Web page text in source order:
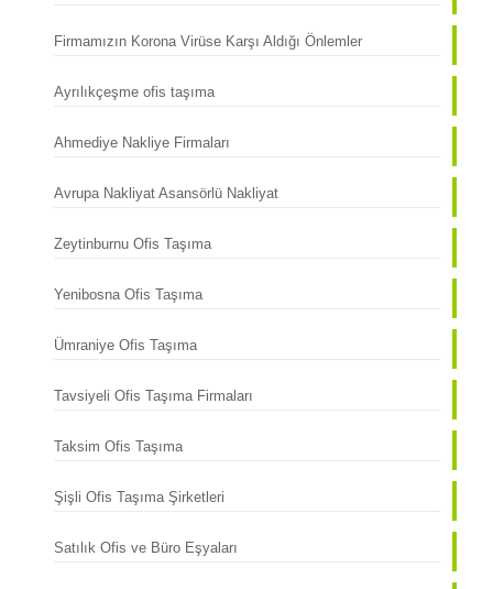
Firmamızın Korona Virüse Karşı Aldığı Önlemler
Ayrılıkçeşme ofis taşıma
Ahmediye Nakliye Firmaları
Avrupa Nakliyat Asansörlü Nakliyat
Zeytinburnu Ofis Taşıma
Yenibosna Ofis Taşıma
Ümraniye Ofis Taşıma
Tavsiyeli Ofis Taşıma Firmaları
Taksim Ofis Taşıma
Şişli Ofis Taşıma Şirketleri
Satılık Ofis ve Büro Eşyaları